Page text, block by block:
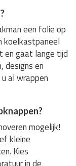
een folie op
koelkastpaneel
en gaat lange tijd
designs en
al wrappen
mogelijk!
kleine
Kies